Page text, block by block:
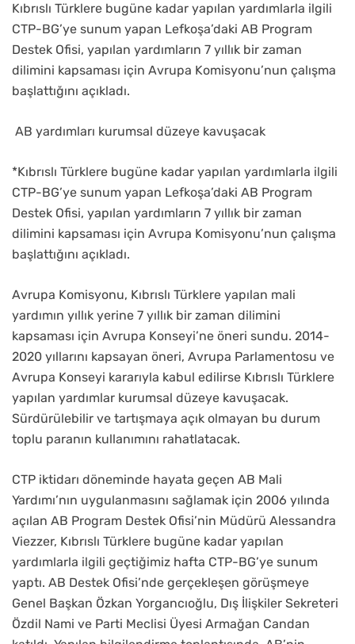
Kıbrıslı Türklere bugüne kadar yapılan yardımlarla ilgili
CTP-BG’ye sunum yapan Lefkoşa’daki AB Program
Destek Ofisi, yapılan yardımların 7 yıllık bir zaman
dilimini kapsaması için Avrupa Komisyonu’nun çalışma
başlattığını açıkladı.
AB yardımları kurumsal düzeye kavuşacak
*Kıbrıslı Türklere bugüne kadar yapılan yardımlarla ilgili
CTP-BG’ye sunum yapan Lefkoşa’daki AB Program
Destek Ofisi, yapılan yardımların 7 yıllık bir zaman
dilimini kapsaması için Avrupa Komisyonu’nun çalışma
başlattığını açıkladı.
Avrupa Komisyonu, Kıbrıslı Türklere yapılan mali
yardımın yıllık yerine 7 yıllık bir zaman dilimini
kapsaması için Avrupa Konseyi’ne öneri sundu. 2014-
2020 yıllarını kapsayan öneri, Avrupa Parlamentosu ve
Avrupa Konseyi kararıyla kabul edilirse Kıbrıslı Türklere
yapılan yardımlar kurumsal düzeye kavuşacak.
Sürdürülebilir ve tartışmaya açık olmayan bu durum
toplu paranın kullanımını rahatlatacak.
CTP iktidarı döneminde hayata geçen AB Mali
Yardımı’nın uygulanmasını sağlamak için 2006 yılında
açılan AB Program Destek Ofisi’nin Müdürü Alessandra
Viezzer, Kıbrıslı Türklere bugüne kadar yapılan
yardımlarla ilgili geçtiğimiz hafta CTP-BG’ye sunum
yaptı. AB Destek Ofisi’nde gerçekleşen görüşmeye
Genel Başkan Özkan Yorgancıoğlu, Dış İlişkiler Sekreteri
Özdil Nami ve Parti Meclisi Üyesi Armağan Candan